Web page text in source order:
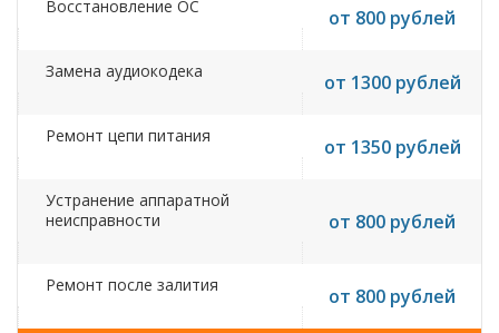
Восстановление ОС от 800 рублей
Замена аудиокодека от 1300 рублей
Ремонт цепи питания от 1350 рублей
Устранение аппаратной
неисправности
от 800 рублей
Ремонт после залития от 800 рублей